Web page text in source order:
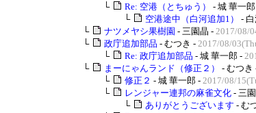
└
Re: 空港（とちゅう） - 城 華一
└
空港途中（白河追加1） -
└
ナツメヤシ果樹園 - 三園晶 - 2017/08/
└
政庁追加部品 - むつき - 2017/08/
└
Re: 政庁追加部品 - 城 華一郎 -
└
まーにゃんランド（修正２） - むつき
└
修正２ - 城 華一郎 - 2017/08/
└
レンジャー連邦の麻雀文化 - 三
└
ありがとうございます - む